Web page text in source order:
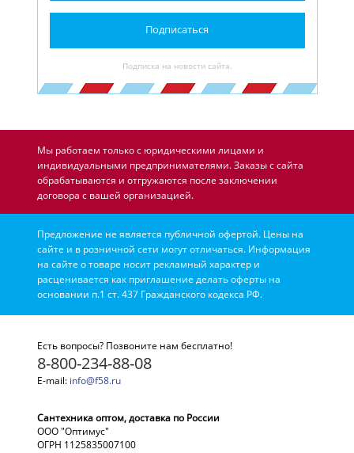
Подписаться
Подписка на новости сайта.
Мы работаем только с юридическими лицами и
индивидуальными предпринимателями. Заказы с сайта
обрабатываются и отгружаются после заключении
договора с вашей организацией.
Предложение не является публичной офертой. Цены на
сайте и в розничной сети могут отличаться. Информация
на сайте о товаре носит рекламный характер и
расценивается как приглашение делать оферты на
основании п.1 ст. 437 Гражданского кодекса РФ.
Есть вопросы? Позвоните нам бесплатно!
8-800-234-88-08
E-mail: info@f58.ru
Сантехника оптом, доставка по России
ООО "Оптимус"
ОГРН 1125835007100